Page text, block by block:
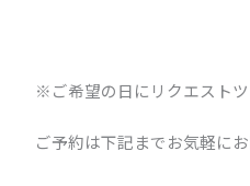
※ご希望の日にリクエスト
ご予約は下記までお気軽にお